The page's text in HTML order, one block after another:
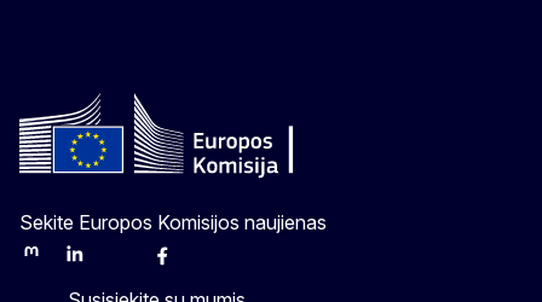
Sekite Europos Komisijos naujienas
MastodonLinkedInBlueskyFacebook